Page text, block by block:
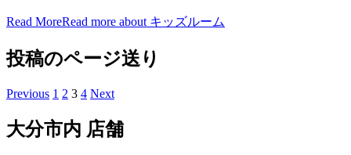
Read MoreRead more about キッズルーム
投稿のページ送り
Previous 1 2 3 4 Next
大分市内 店舗